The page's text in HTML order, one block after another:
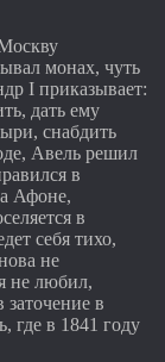
монах, чуть
I приказывает:
дать ему
снабдить
Авель решил
в
Афоне,
в
себя тихо,
не
не любил,
в
где в 1841 году